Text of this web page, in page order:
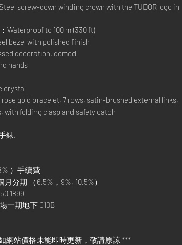
screw-down winding crown with the TUDOR logo in
Waterproof to 100 m (330 ft)
bezel with polished finish
decoration, domed
hands
crystal
gold bracelet, 7 rows, satin-brushed external links,
with folding clasp and safety catch
錶,
）手續費
分期 （6.5%，9%, 10.5%）
1899
一期地下 G10B
網站價格未能即時更新，敬請原諒 ***